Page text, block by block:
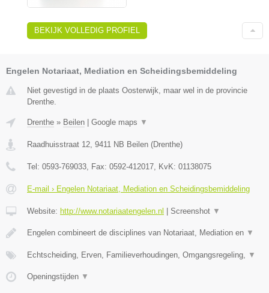
BEKIJK VOLLEDIG PROFIEL
Engelen Notariaat, Mediation en Scheidingsbemiddeling
Niet gevestigd in de plaats Oosterwijk, maar wel in de provincie
Drenthe.
Drenthe » Beilen Google maps ▼
Raadhuisstraat 12, 9411 NB Beilen (Drenthe)
Tel: 0593-769033, Fax: 0592-412017, KvK: 01138075
E-mail › Engelen Notariaat, Mediation en Scheidingsbemiddeling
Website: http://www.notariaatengelen.nl Screenshot ▼
Engelen combineert de disciplines van Notariaat, Mediation en ▼
Echtscheiding, Erven, Familieverhoudingen, Omgangsregeling, ▼
Openingstijden ▼